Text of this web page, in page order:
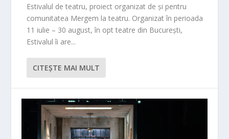
Estivalul de teatru, proiect organizat de și pentru
comunitatea Mergem la teatru. Organizat în perioada
11 iulie – 30 august, în opt teatre din București,
Estivalul îi are...
CITEŞTE MAI MULT